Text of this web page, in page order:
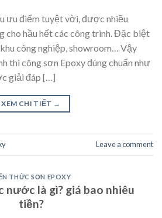
ưu điểm tuyệt vời, được nhiều
cho hầu hết các công trình. Đặc biệt
công nghiệp, showroom… Vậy
thi công sơn Epoxy đúng chuẩn như
giải đáp […]
XEM CHI TIẾT →
Leave a comment
THỨC SƠN EPOXY
nước là gì? giá bao nhiêu
tiền?